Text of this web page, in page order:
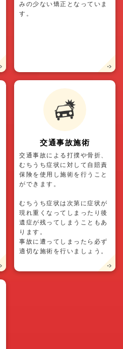
みの少ない矯正となっていま
す。
交通事故施術
交通事故による打撲や骨折、
むちうち症状に対して自賠責
保険を使用し施術を行うこと
ができます。
むちうち症状は次第に症状が
現れ重くなってしまったり後
遺症が残ってしまうこともあ
ります。
事故に遭ってしまったら必ず
適切な施術を行いましょう。